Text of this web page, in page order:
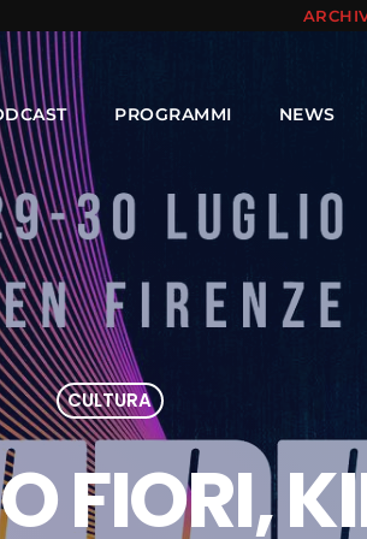
PROGRAMMI NEWS
CULTURA
FIORI,